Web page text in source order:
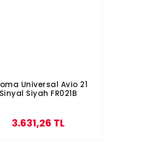
Universal Avio 21
Siyah FR021B
3.631,26 TL